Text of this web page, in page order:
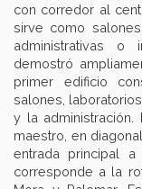
con corredor al
sirve como
administrativas o
demostró
primer edificio
salones,
y la
maestro, en
entrada principal
corresponde a la